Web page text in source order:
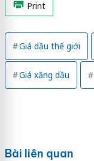
Print
Giá dầu thế giới
Giá xăng dầu
Bài liên quan